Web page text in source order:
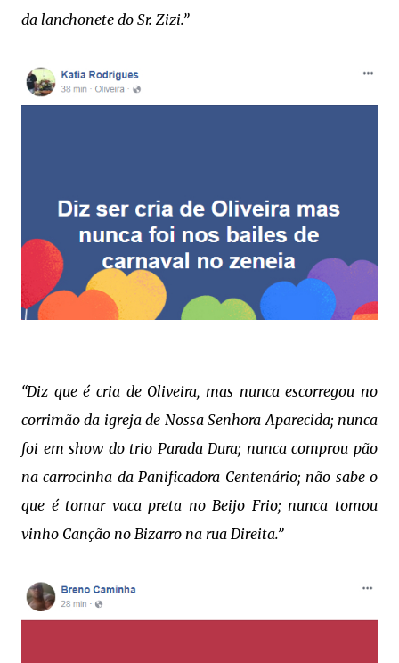
da lanchonete do Sr. Zizi.”
“Diz que é cria de Oliveira, mas nunca escorregou no
corrimão da igreja de Nossa Senhora Aparecida; nunca
foi em show do trio Parada Dura; nunca comprou pão
na carrocinha da Panificadora Centenário; não sabe o
que é tomar vaca preta no Beijo Frio; nunca tomou
vinho Canção no Bizarro na rua Direita.”